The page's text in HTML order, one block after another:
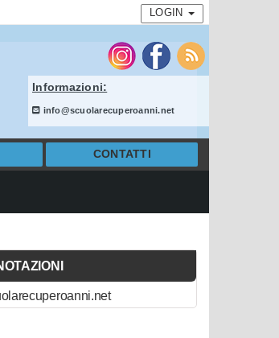
LOGIN
Informazioni:
info@scuolarecuperoanni.net
CONTATTI